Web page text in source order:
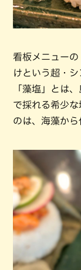
看板メニュー
けという超・シ
「藻塩」とは
で採れる希少
のは、海藻から